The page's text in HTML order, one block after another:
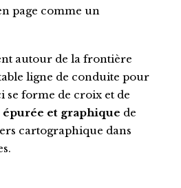
page comme un
autour de la frontière
ligne de conduite pour
se forme de croix et de
épurée et graphique de
cartographique dans